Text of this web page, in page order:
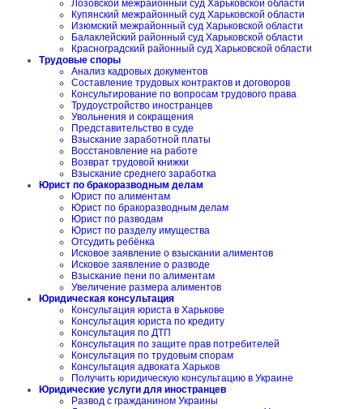
Лозовской межрайонный суд Харьковской области
Купянский межрайонный суд Харьковской области
Изюмский межрайонный суд Харьковской области
Балаклейский районный суд Харьковской области
Красноградский районный суд Харьковской области
Трудовые споры
Анализ кадровых документов
Составление трудовых контрактов и договоров
Консультирование по вопросам трудового права
Трудоустройство иностранцев
Увольнения и сокращения
Представительство в суде
Взыскание заработной платы
Восстановление на работе
Возврат трудовой книжки
Взыскание среднего заработка
Юрист по бракоразводным делам
Юрист по алиментам
Юрист по бракоразводным делам
Юрист по разводам
Юрист по разделу имущества
Отсудить ребёнка
Исковое заявление о взыскании алиментов
Исковое заявление о разводе
Взыскание пени по алиментам
Увеличение размера алиментов
Юридическая консультация
Консультация юриста в Харькове
Консультация юриста по кредиту
Консультация по ДТП
Консультация по защите прав потребителей
Консультация по трудовым спорам
Консультация адвоката Харьков
Получить юридическую консультацию в Украине
Юридические услуги для иностранцев
Развод с гражданином Украины